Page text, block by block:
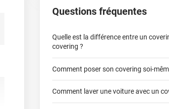
Questions fréquentes
Quelle est la différence entre un
covering ?
covering 2D
Comment poser son covering soi-
Comment laver une voiture avec un